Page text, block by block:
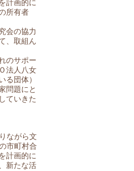
計画的に
所有者
会の協力
、取組ん
のサポー
法人八女
団体）
問題にと
ていきた
ながら文
市町村合
計画的に
新たな活